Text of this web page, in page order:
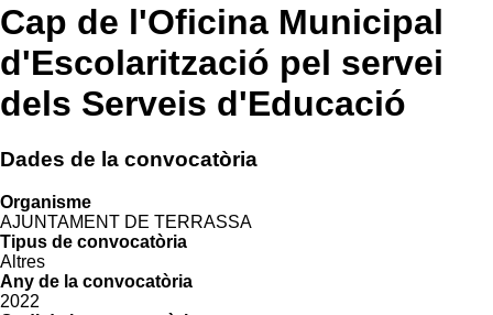
Cap de l'Oficina Municipal
d'Escolarització pel servei
dels Serveis d'Educació
Dades de la convocatòria
Organisme
AJUNTAMENT DE TERRASSA
Tipus de convocatòria
Altres
Any de la convocatòria
2022